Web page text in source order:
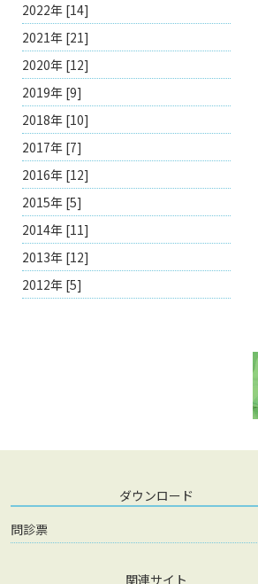
2022年 [14]
2021年 [21]
2020年 [12]
2019年 [9]
2018年 [10]
2017年 [7]
2016年 [12]
2015年 [5]
2014年 [11]
2013年 [12]
2012年 [5]
ダウンロード
問診票
関連サイト